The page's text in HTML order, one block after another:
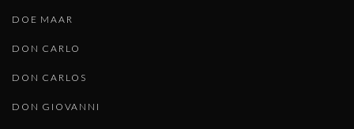
DOE MAAR
DON CARLO
DON CARLOS
DON GIOVANNI